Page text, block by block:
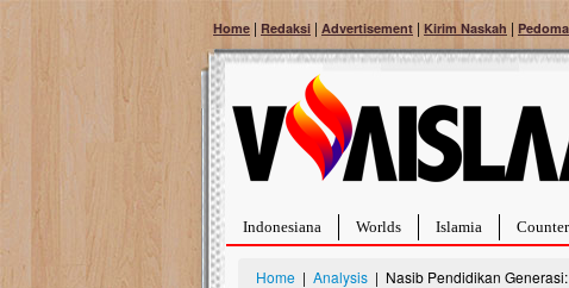
Home | Redaksi | Advertisement | Kirim Naskah |
Indonesiana Worlds Islamia
Home | Analysis | Nasib Pendidikan